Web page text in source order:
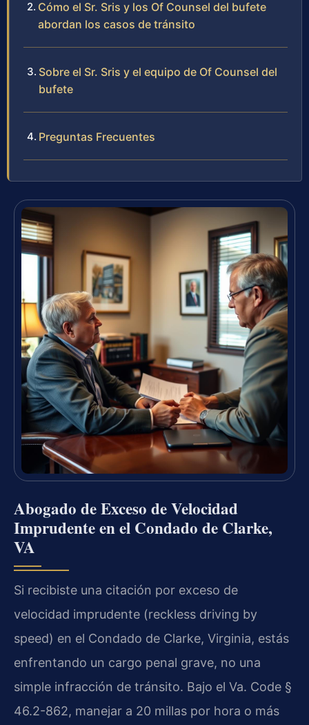
Cómo el Sr. Sris y los Of Counsel del bufete
abordan los casos de tránsito
Sobre el Sr. Sris y el equipo de Of Counsel del
bufete
Preguntas Frecuentes
Abogado de Exceso de Velocidad
Imprudente en el Condado de Clarke,
VA
Si recibiste una citación por exceso de
velocidad imprudente (reckless driving by
speed) en el Condado de Clarke, Virginia, estás
enfrentando un cargo penal grave, no una
simple infracción de tránsito. Bajo el Va. Code §
46.2-862, manejar a 20 millas por hora o más